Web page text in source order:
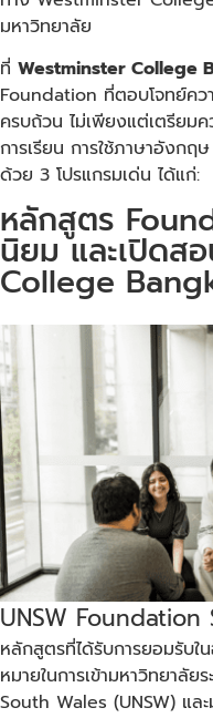
มหาวิทยาลัย
ที่ Westminster College
Foundation ที่ตอบโจทย์คว
ครบถ้วน ไม่เพียงแต่เตรียม
การเรียน การใช้ภาษาอังกฤ
ด้วย 3 โปรแกรมเด่น ได้แก่:
หลักสูตร
นิยม และเปิดส
College
UNSW Foundation
หลักสูตรที่ได้รับการยอมรับใน
หมายในการเข้ามหาวิทยาลั
South Wales (UNSW) แ